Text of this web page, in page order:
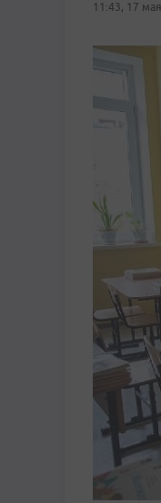
11:43, 17